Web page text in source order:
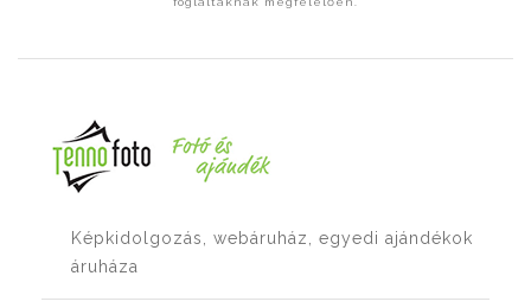
Képkidolgozás, webáruház, egyedi ajándékok
áruháza